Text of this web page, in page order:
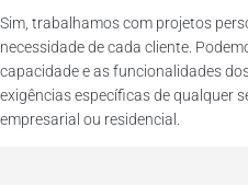
Sim, trabalhamos com projetos
necessidade de cada cliente.
capacidade e as funcionalidades
exigências específicas de qualquer
empresarial ou residencial.